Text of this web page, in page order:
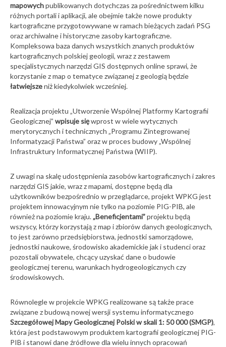
mapowychpublikowanych dotychczas za pośrednictwem kilku
różnych portali i aplikacji, ale obejmie także nowe produkty
kartograficzne przygotowywane w ramach bieżących zadań PSG
oraz archiwalne i historyczne zasoby kartograficzne.
Kompleksowa baza danych wszystkich znanych produktów
kartograficznych polskiej geologii, wraz z zestawem
specjalistycznych narzędzi GIS dostępnych online sprawi, że
korzystanie z map o tematyce związanej z geologią będzie
łatwiejszeniż kiedykolwiek wcześniej.
Realizacja projektu „Utworzenie Wspólnej Platformy Kartografii
Geologicznej” wpisuje sięwprost w wiele wytycznych
merytorycznych i technicznych „Programu Zintegrowanej
Informatyzacji Państwa” oraz w proces budowy „Wspólnej
Infrastruktury Informatycznej Państwa (WIIP).
Z uwagi na skalę udostępnienia zasobów kartograficznych i zakres
narzędzi GIS jakie, wraz z mapami, dostępne będą dla
użytkowników bezpośrednio w przeglądarce, projekt WPKG jest
projektem innowacyjnym nie tylko na poziomie PIG-PIB, ale
również na poziomie kraju.„Beneficjentami”projektu będą
wszyscy, którzy korzystają z map i zbiorów danych geologicznych,
to jest zarówno przedsiębiorstwa, jednostki samorządowe,
jednostki naukowe, środowisko akademickie jak i studenci oraz
pozostali obywatele, chcący uzyskać dane o budowie
geologicznej terenu, warunkach hydrogeologicznych czy
środowiskowych.
Równolegle w projekcie WPKG realizowane są także prace
związane z budową nowej wersji systemu informatycznego
Szczegółowej Mapy Geologicznej Polski w skali 1: 50 000 (SMGP),
która jest podstawowym produktem kartografii geologicznej PIG-
PIB i stanowi dane źródłowe dla wielu innych opracowań